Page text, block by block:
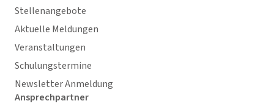
Stellenangebote
Aktuelle Meldungen
Veranstaltungen
Schulungstermine
Newsletter Anmeldung
Ansprechpartner